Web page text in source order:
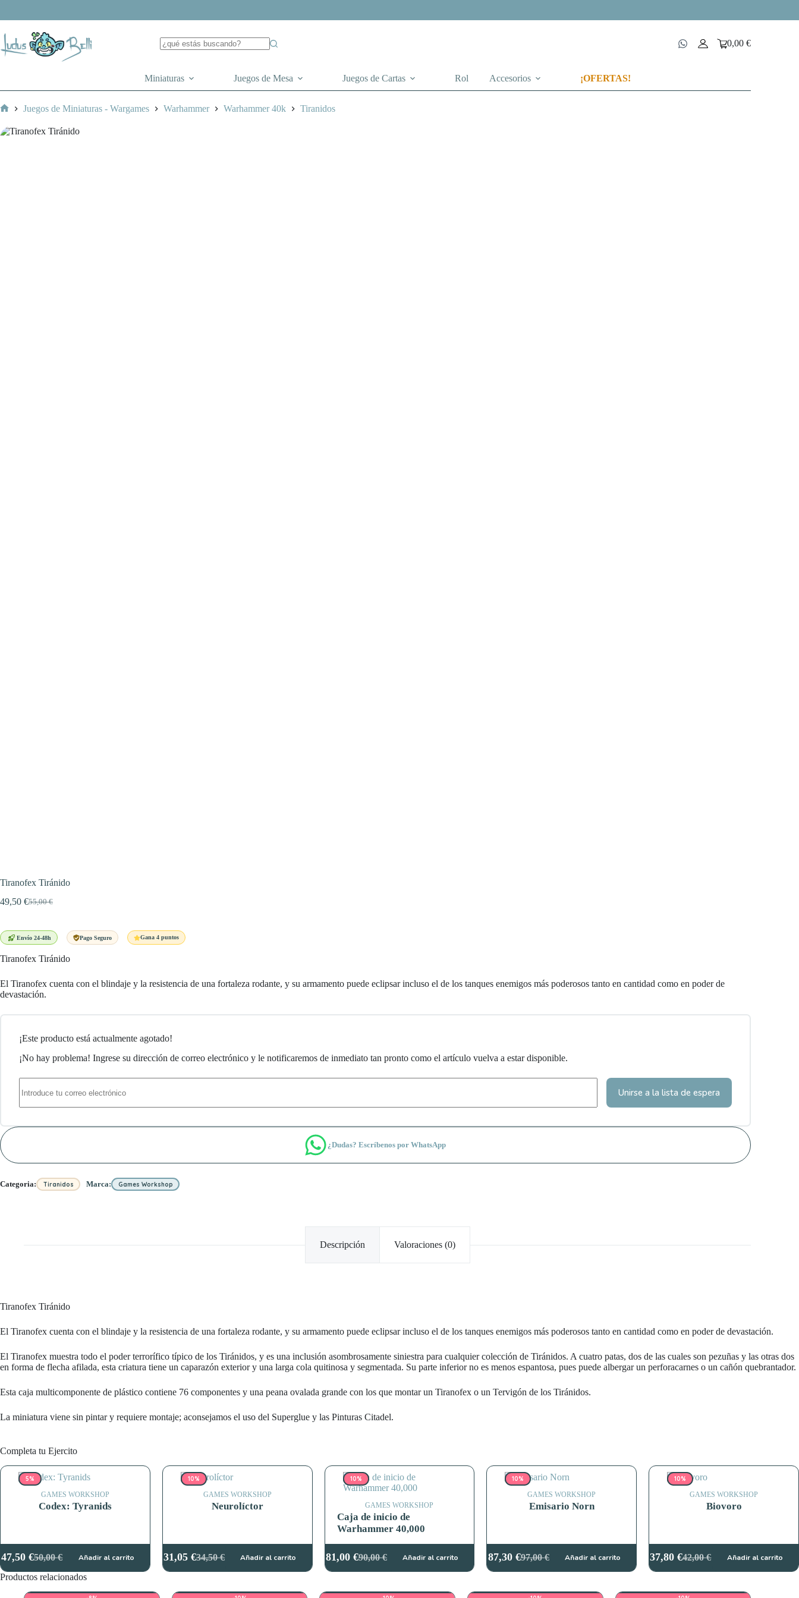
Carro
0,00€
Miniaturas Juegos de Mesa Juegos de Cartas Rol Accesorios ¡OFERTAS!
Juegos de Miniaturas - Wargames Warhammer Warhammer 40k Tiranidos
Tiranofex Tiránido
55,00€
El
era:
49,50 €El
es:
Envío 24-48h Pago Seguro Gana 4 puntos
Tiranofex Tiránido
El Tiranofex cuenta con el blindaje y la resistencia de una fortaleza rodante, y su armamento puede eclipsar incluso el de los tanques enemigos más poderosos tanto en cantidad como en poder de
devastación.
¡Este producto está actualmente agotado!
¡No hay problema! Ingrese su dirección de correo electrónico y le notificaremos de inmediato tan pronto como el artículo vuelva a estar disponible.
Unirse a la lista de espera
¿Dudas? Escríbenos por WhatsApp
Categoria: Tiranidos Marca: Games Workshop
Descripción Valoraciones (0)
Tiranofex Tiránido
El Tiranofex cuenta con el blindaje y la resistencia de una fortaleza rodante, y su armamento puede eclipsar incluso el de los tanques enemigos más poderosos tanto en cantidad como en poder de devastación.
El Tiranofex muestra todo el poder terrorífico típico de los Tiránidos, y es una inclusión asombrosamente siniestra para cualquier colección de Tiránidos. A cuatro patas, dos de las cuales son pezuñas y las otras dos
en forma de flecha afilada, esta criatura tiene un caparazón exterior y una larga cola quitinosa y segmentada. Su parte inferior no es menos espantosa, pues puede albergar un perforacarnes o un cañón quebrantador.
Esta caja multicomponente de plástico contiene 76 componentes y una peana ovalada grande con los que montar un Tiranofex o un Tervigón de los Tiránidos.
La miniatura viene sin pintar y requiere montaje; aconsejamos el uso del Superglue y las Pinturas Citadel.
Completa tu Ejercito
5%
GAMES WORKSHOP
Codex: Tyranids
50,00€
El
precio
47,50€El
precio
Añadir al carrito
10%
GAMES WORKSHOP
Neurolíctor
34,50€
El
precio
31,05€El
precio
Añadir al carrito
10%
GAMES WORKSHOP
Caja de inicio de
Warhammer 40,000
90,00€
El
precio
81,00 €El
precio
Añadir al carrito
10%
GAMES WORKSHOP
Emisario Norn
97,00€
El
precio
87,30 €El
precio
Añadir al carrito
10%
GAMES WORKSHOP
Biovoro
42,00€
El
precio
37,80€El
precio
Añadir al carrito
Productos relacionados